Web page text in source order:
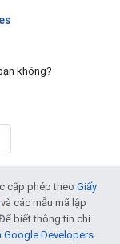
không?
cấp phép theo Giấy
và các mẫu mã lập
biết thông tin chi
Google Developers.